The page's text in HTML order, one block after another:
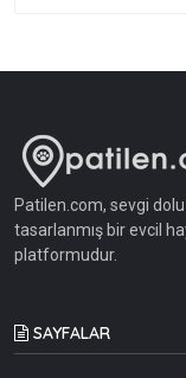
Patilen.com, sevgi dolu
tasarlanmış bir evcil
platformudur.
SAYFALAR